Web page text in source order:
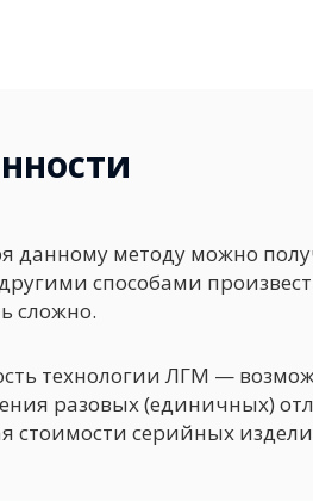
данному методу можно
способами
сложно.
технологии ЛГМ —
разовых (единичных)
стоимости серийных